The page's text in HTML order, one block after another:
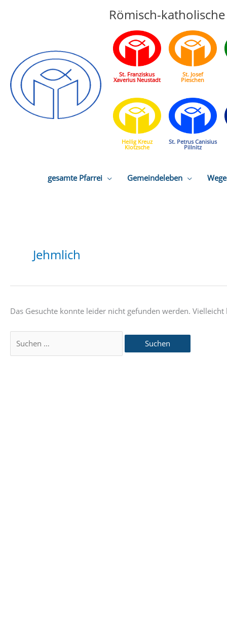
Römisch-
St. Franziskus
Xaverius Neustadt
St. Josef
Pieschen
Heilig Kreuz
Klotzsche
St. Petrus Canisius
Pillnitz
gesamte Pfarrei Gemeindeleben
Jehmlich
Das Gesuchte konnte leider nicht gefunden werden.
nach: